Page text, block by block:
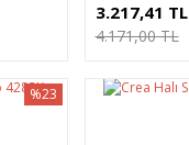
3.217,41 TL
4.171,00 TL
%23